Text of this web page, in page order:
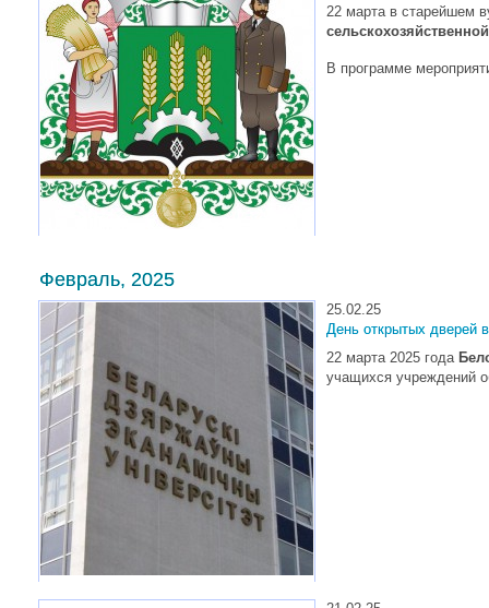
22 марта в старейшем
В программе
Февраль, 2025
25.02.25
День открытых дверей
22 марта 2025 года
учащихся учреждений